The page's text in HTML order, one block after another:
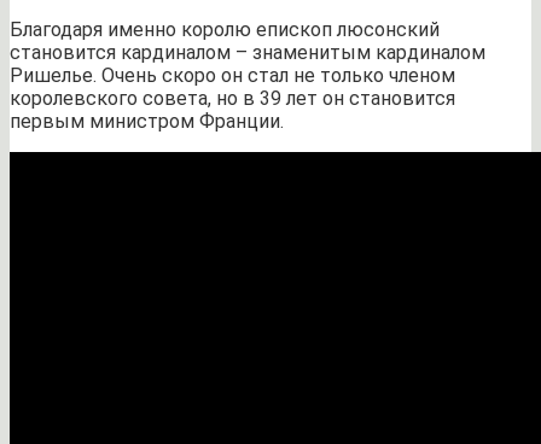
Благодаря именно королю епископ люсонский
становится кардиналом – знаменитым кардиналом
Ришелье. Очень скоро он стал не только членом
королевского совета, но в 39 лет он становится
первым министром Франции.